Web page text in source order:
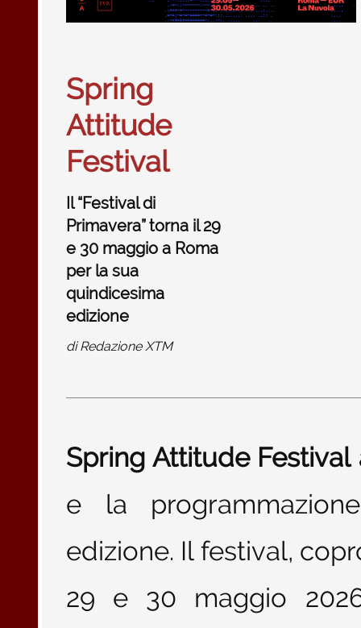
Spring
Attitude
Festival
Il “Festival di
Primavera” torna il 29
e 30 maggio a Roma
per la sua
quindicesima
edizione
diRedazione XTM
Spring Attitude Festival
e la
edizione. Il festival,
29 e 30 maggio